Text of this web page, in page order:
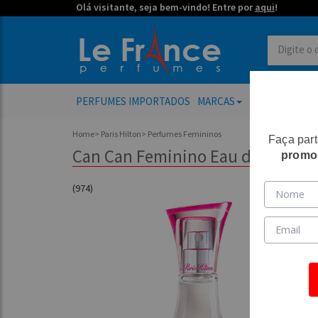
Olá visitante, seja bem-vindo! Entre poraqui!
PERFUMES IMPORTADOS MARCAS PERFUMES
Home> Paris Hilton> Perfumes Femininos
Can Can Feminino Eau de
(974)
Faça